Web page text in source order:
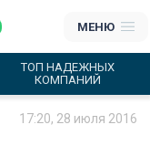
МЕНЮ
ТОП НАДЕЖНЫХ
КОМПАНИЙ
17:20, 28 июля 2016